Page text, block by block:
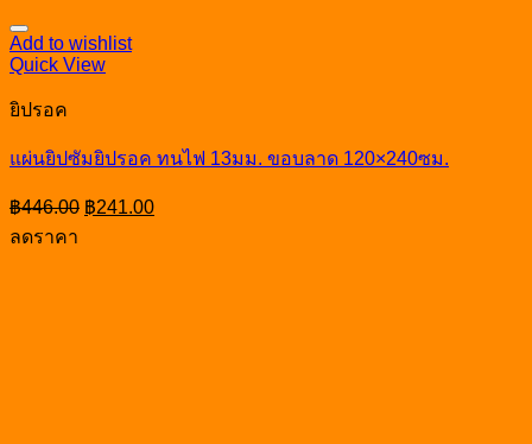
Add to wishlist
Quick View
ยิปรอค
แผ่นยิปซัมยิปรอค ทนไฟ 13มม. ขอบลาด 120×240ซม.
฿446.00 Original
price
฿241.00Current
price
ลดราคา